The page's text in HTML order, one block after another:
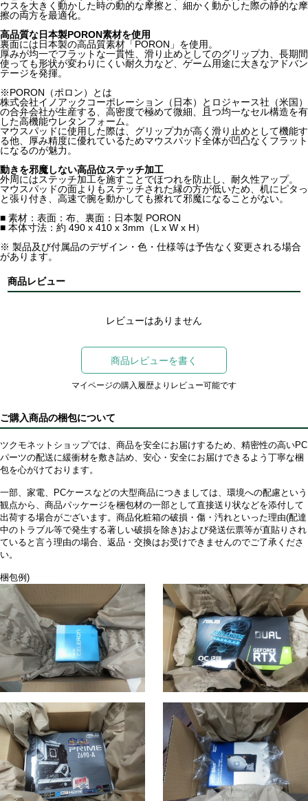
ウスを大きく動かした時の動的な摩擦と、細かく動かした際の静的な摩
擦の両方を最適化。
高品質な日本製PORON素材を使用
裏面には日本製の高品質素材「PORON」を使用。
厚みが均一でフラットな一貫性、滑り止めとしてのグリップ力、長期間
使っても形状が変わりにくい耐久力など、ゲーム用途に大きなアドバン
テージを発揮。
※PORON（ポロン）とは
株式会社イノアックコーポレーション（日本）とロジャース社（米国）
の合弁会社が生産する、高密度で極めて微細、且つ均一なセル構造を有
した高機能ウレタンフォーム。
マウスパッドに使用した際は、グリップ力が高く滑り止めとして機能す
る他、厚み精度に優れているためマウスパッド全体が凹凸なくフラット
になるのが魅力。
動きを邪魔しない高品位ステッチ加工
外周にはステッチ加工を施すことでほつれを防止し、耐久性アップ。
マウスパッドの面よりもステッチされた縁の方が低いため、机にピタっ
と張り付き、高速で腕を動かしても擦れて邪魔になることがない。
■ 素材：表面：布、裏面：日本製 PORON
■ 本体寸法：約 490 x 410 x 3mm（L x W x H）
※ 製品及び付属品のデザイン・色・仕様等は予告なく変更される場合
があります。
商品レビュー
レビューはありません
商品レビューを書く
マイページの購入履歴よりレビュー可能です
ご購入商品の梱包について
ツクモネットショップでは、商品を安全にお届けするため、精密性の高いPC
パーツの配送に緩衝材を敷き詰め、安心・安全にお届けできるよう丁寧な梱
包を心がけております。
一部、家電、PCケースなどの大型商品につきましては、環境への配慮という
観点から、商品パッケージを梱包材の一部として直接送り状などを添付して
出荷する場合がございます。商品化粧箱の破損・傷・汚れといった理由(配達
中のトラブル等で発生する著しい破損を除き)および発送伝票等が直貼りされ
ていると言う理由の場合、返品・交換はお受けできませんのでご了承くださ
い。
梱包例)